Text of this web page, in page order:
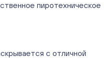
ул.
улица Овчинникова,
пиротехническое
с отличной